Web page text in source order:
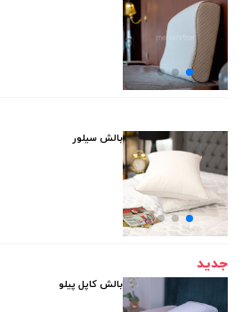
بالش سیلور
جدید
بالش کاپل پیلو